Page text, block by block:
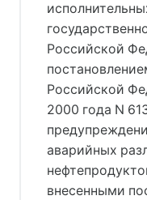
Российской
Российской
2000 года N
аварийных
внесенными